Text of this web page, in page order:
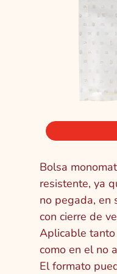
Bolsa
resistente, ya
no pegada, en
con cierre de
Aplicable
como en el no
El formato